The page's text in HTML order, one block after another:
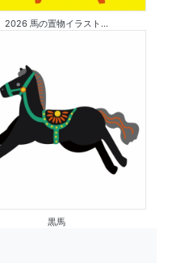
2026 馬の置物イラスト...
黒馬